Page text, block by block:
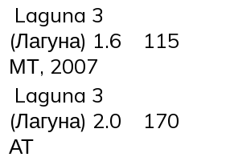
Laguna 3
(Лагуна) 1.6
МТ, 2007
115
Laguna 3
(Лагуна) 2.0
АТ
170